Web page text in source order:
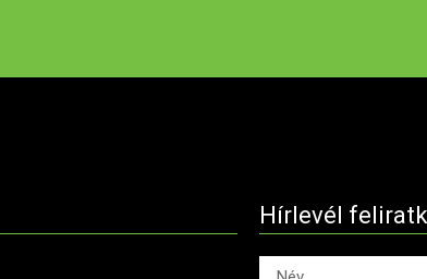
Hírlevél